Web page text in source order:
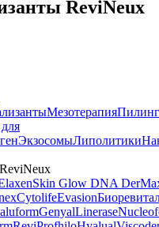
ReviNeux
Мезотерапия
ЭкзосомыЛиполитики
Skin Glow DNA
CytolifeEvasion
GenyalLinerase